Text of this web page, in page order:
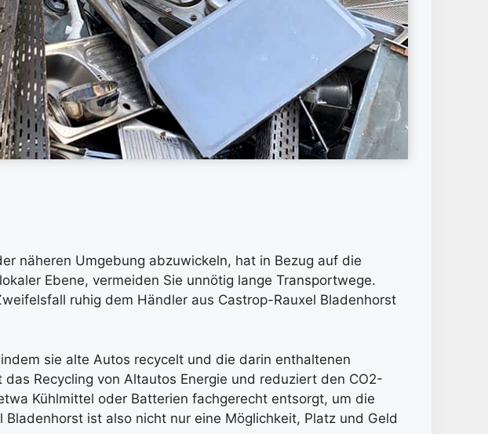
näheren Umgebung abzuwickeln, hat in Bezug auf die
Ebene, vermeiden Sie unnötig lange Transportwege.
ruhig dem Händler aus Castrop-Rauxel Bladenhorst
sie alte Autos recycelt und die darin enthaltenen
Recycling von Altautos Energie und reduziert den CO2-
Kühlmittel oder Batterien fachgerecht entsorgt, um die
ist also nicht nur eine Möglichkeit, Platz und Geld